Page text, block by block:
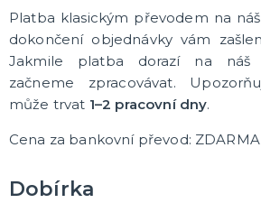
Vánoční doplňky
Halloweenské doplňky
Havaj
Korunky a křídla
Klobouky a čepice
Retro a Hippies
Loučení se svobodou
Doplňky pro pány
Sexy kostýmky
Škrabošky
Masky na obličej
Barevné spreje na vlasy
Brýle
Paruky
Kníry a vousy
Péřová boa
Rukavičky
Punčocháče a punčochy
Kontaktní čočky
Tutu sukně a spodní prádlo
Ostatní doplňky
DALŠÍ KATEGORIE
LÍČENÍ
Jizvy a hororový make-up
Sety líčidel
Barvy na obličej
Tetování, rtěnky a umělé řasy
Kamínky a třpytky
DALŠÍ KATEGORIE
Platba klasickým převodem na
dokončení objednávky vám
Jakmile platba dorazí na náš
začneme zpracovávat.
může trvat 1–2 pracovní dny.
Cena za bankovní převod: ZDARMA
Dobírka